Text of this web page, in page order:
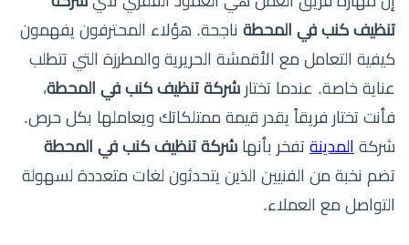
تنظيف كنب في المحطة ناجحة. هؤلاء المحترفون يفهمون
كيفية التعامل مع الأقمشة الحريرية والمطرزة التي تتطلب
عناية خاصة. عندما تختار شركة تنظيف كنب في المحطة،
فأنت تختار فريقاً يقدر قيمة ممتلكاتك ويعاملها بكل حرص.
شركة المدينة تفخر بأنها شركة تنظيف كنب في المحطة
تضم نخبة من الفنيين الذين يتحدثون لغات متعددة لسهولة
التواصل مع العملاء.